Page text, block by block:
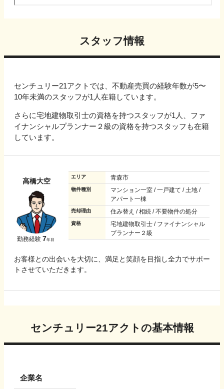
スタッフ情報
センチュリー21アクトでは、不動産売買の経験年数が5〜
10年未満のスタッフが1人在籍しています。
さらに宅地建物取引士の資格を持つスタッフが1人、ファ
イナンシャルプランナー２級の資格を持つスタッフも在籍
しています。
高橋大空
勤務経験 7年目
エリア 青森市
物件種別
マンション一室 / 一戸建て / 土地 /
アパート一棟
売却理由 住み替え / 相続 / 不要物件の処分
資格
宅地建物取引士 / ファイナンシャル
プランナー２級
お客様との出会いを大切に、満足と笑顔を目指し全力でサポー
トさせていただきます。
センチュリー21アクト の基本情報
企業名